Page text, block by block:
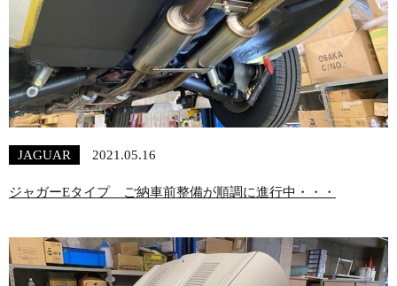
JAGUAR 2021.05.16
ジャガーEタイプ ご納車前整備が順調に進行中・・・